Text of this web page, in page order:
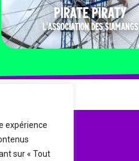
expérience
sur « Tout
PIRATE PIRATY
L'ASSOCIATION DES SIAMANGS